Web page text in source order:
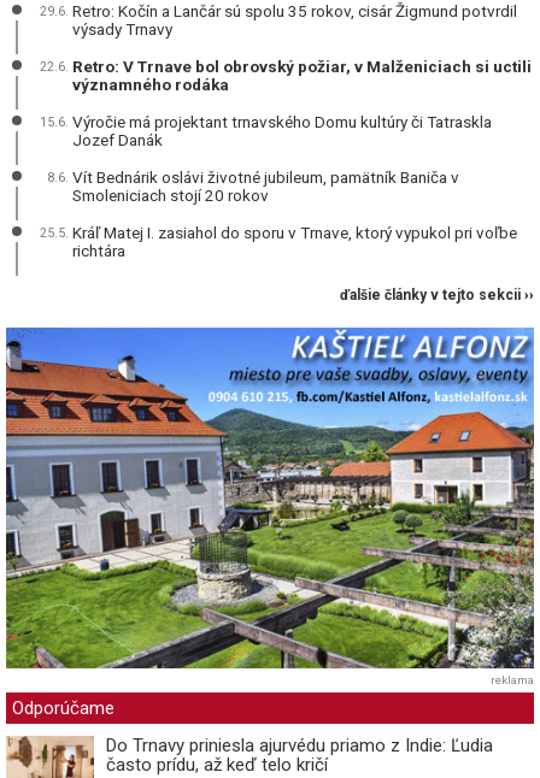
29.6. Retro: Kočín a Lančár sú spolu 35 rokov, cisár Žigmund potvrdil
výsady Trnavy
22.6. Retro: V Trnave bol obrovský požiar, v Malženiciach si uctili
významného rodáka
15.6. Výročie má projektant trnavského Domu kultúry či Tatraskla
Jozef Danák
8.6. Vít Bednárik oslávi životné jubileum, pamätník Baniča v
Smoleniciach stojí 20 rokov
25.5. Kráľ Matej I. zasiahol do sporu v Trnave, ktorý vypukol pri voľbe
richtára
ďalšie články v tejto sekcii ››
reklama
Odporúčame
Do Trnavy priniesla ajurvédu priamo z Indie: Ľudia
často prídu, až keď telo kričí